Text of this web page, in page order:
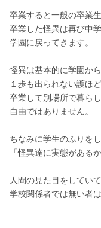
卒業すると一般の卒業
卒業した怪異は再び中
学園に戻ってきます。
怪異は基本的に学園か
１歩も出られない護ほ
卒業して別場所で暮ら
自由ではありません。
ちなみに学生のふりを
「怪異達に実態がある
人間の見た目をしてい
学校関係者では無い者